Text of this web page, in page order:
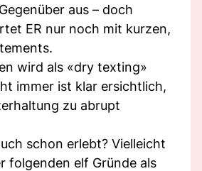
aus – doch
ER nur noch mit kurzen,
wird als «dry texting»
immer ist klar ersichtlich,
zu abrupt
schon erlebt? Vielleicht
folgenden elf Gründe als